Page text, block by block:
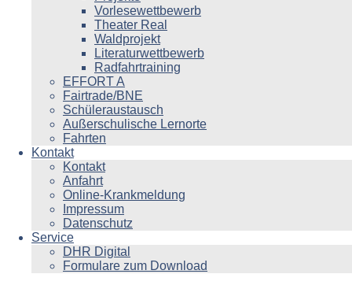
Vorlesewettbewerb
Theater Real
Waldprojekt
Literaturwettbewerb
Radfahrtraining
EFFORT A
Fairtrade/BNE
Schüleraustausch
Außerschulische Lernorte
Fahrten
Kontakt
Kontakt
Anfahrt
Online-Krankmeldung
Impressum
Datenschutz
Service
DHR Digital
Formulare zum Download